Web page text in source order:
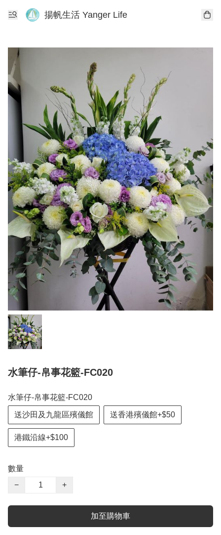
揚帆生活 Yanger Life
水筆仔-帛事花籃-FC020
水筆仔-帛事花籃-FC020
送沙田及九龍區殯儀館 送香港殯儀館+$50
港鐵沿線+$100
數量
−
+
加至購物車